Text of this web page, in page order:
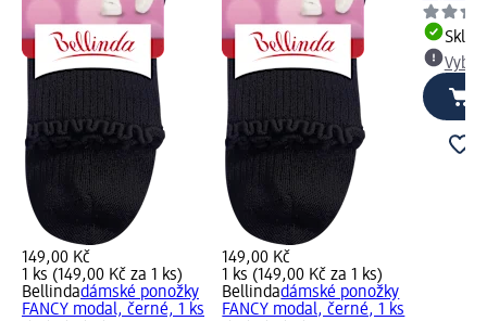
149,00 Kč
1 ks (149,00 Kč za 1 ks)
Bellindadámské ponožky
FANCY modal, černé, 1 ks
149,00 Kč
1 ks (149,00 Kč za 1 ks)
Bellindadámské ponožky
FANCY modal, černé, 1 ks